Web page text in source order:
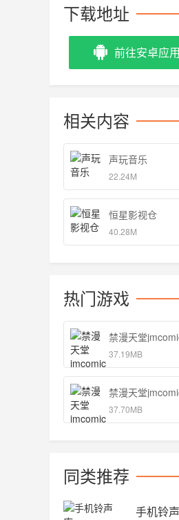
下载地址
前往安卓应
相关内容
声玩音乐
22.24M
恒星影视仓
40.28M
热门游戏
禁漫天堂
37.19MB
禁漫天堂
37.70MB
同类推荐
手机铃